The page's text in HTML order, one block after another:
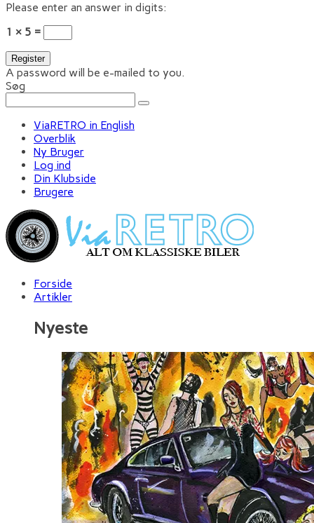
Please enter an answer in digits:
1 × 5 =
A password will be e-mailed to you.
Søg
ViaRETRO in English
Overblik
Ny Bruger
Log ind
Din Klubside
Brugere
Forside
Artikler
Nyeste